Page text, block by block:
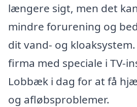
længere sigt, men det
mindre forurening og
dit vand- og
firma med speciale i TV-
Lobbæk i dag for at få
og afløbsproblemer.